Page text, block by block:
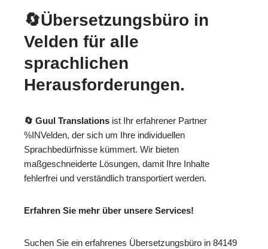
🔄Übersetzungsbüro in
Velden für alle
sprachlichen
Herausforderungen.
🔄 Guul Translations ist Ihr erfahrener Partner
%INVelden, der sich um Ihre individuellen
Sprachbedürfnisse kümmert. Wir bieten
maßgeschneiderte Lösungen, damit Ihre Inhalte
fehlerfrei und verständlich transportiert werden.
Erfahren Sie mehr über unsere Services!
Suchen Sie ein erfahrenes Übersetzungsbüro in 84149